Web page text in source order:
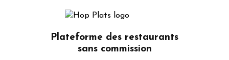
Plateforme des restaurants
sans commission